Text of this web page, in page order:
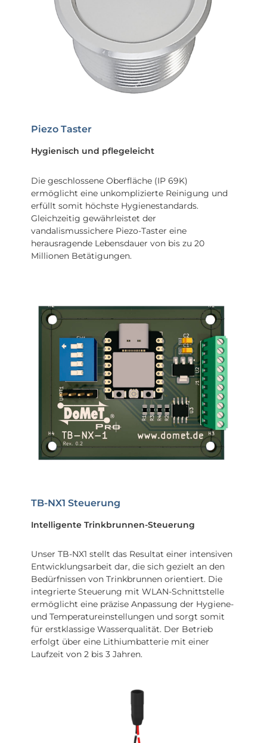
Piezo Taster
Hygienisch und pflegeleicht
Die geschlossene Oberfläche (IP 69K)
ermöglicht eine unkomplizierte Reinigung und
erfüllt somit höchste Hygienestandards.
Gleichzeitig gewährleistet der
vandalismussichere Piezo-Taster eine
herausragende Lebensdauer von bis zu 20
Millionen Betätigungen.
TB-NX1 Steuerung
Intelligente Trinkbrunnen-Steuerung
Unser TB-NX1 stellt das Resultat einer intensiven
Entwicklungsarbeit dar, die sich gezielt an den
Bedürfnissen von Trinkbrunnen orientiert. Die
integrierte Steuerung mit WLAN-Schnittstelle
ermöglicht eine präzise Anpassung der Hygiene-
und Temperatureinstellungen und sorgt somit
für erstklassige Wasserqualität. Der Betrieb
erfolgt über eine Lithiumbatterie mit einer
Laufzeit von 2 bis 3 Jahren.